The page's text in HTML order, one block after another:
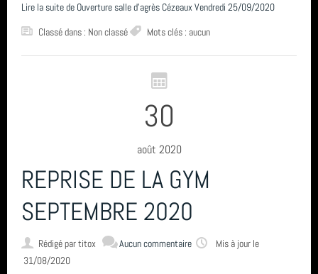
Lire la suite de Ouverture salle d'agrès Cézeaux Vendredi 25/09/2020
Classé dans : Non classé
Mots clés : aucun
30
août 2020
REPRISE DE LA GYM
SEPTEMBRE 2020
Rédigé partitox Aucun commentaire
Mis à jour le
31/08/2020